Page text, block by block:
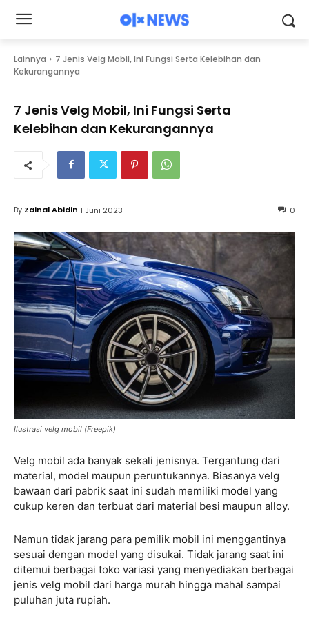
Lainnya
7 Jenis Velg Mobil, Ini Fungsi Serta Kelebihan dan
Kekurangannya
7 Jenis Velg Mobil, Ini Fungsi Serta
Kelebihan dan Kekurangannya
0
By Zainal Abidin 1 Juni 2023
Ilustrasi velg mobil (Freepik)
Velg mobil ada banyak sekali jenisnya. Tergantung dari
material, model maupun peruntukannya. Biasanya velg
bawaan dari pabrik saat ini sudah memiliki model yang
cukup keren dan terbuat dari material besi maupun alloy.
Namun tidak jarang para pemilik mobil ini menggantinya
sesuai dengan model yang disukai. Tidak jarang saat ini
ditemui berbagai toko variasi yang menyediakan berbagai
jenis velg mobil dari harga murah hingga mahal sampai
puluhan juta rupiah.